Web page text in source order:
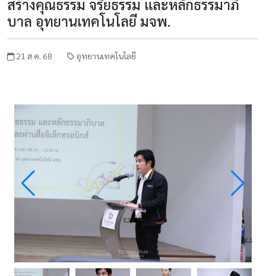
สร้างคุณธรรม จริยธรรม และหลักธรรมาภิ
บาล อุทยานเทคโนโลยี มจพ.
21 ส.ค. 68 อุทยานเทคโนโลยี